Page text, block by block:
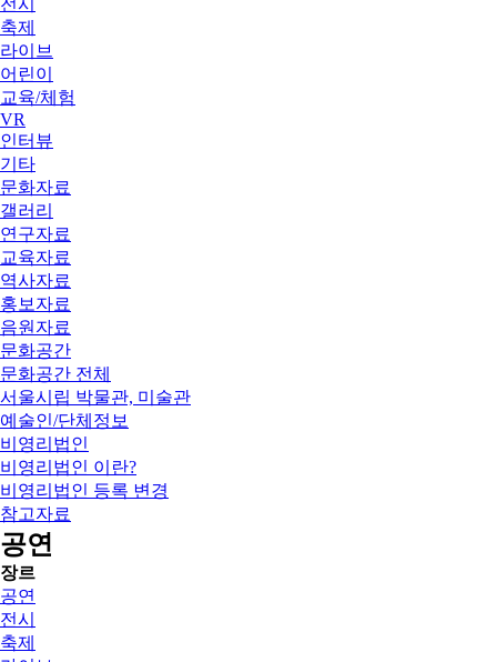
전시
축제
라이브
어린이
교육/체험
VR
인터뷰
기타
문화자료
갤러리
연구자료
교육자료
역사자료
홍보자료
음원자료
문화공간
문화공간 전체
서울시립 박물관, 미술관
예술인/단체정보
비영리법인
비영리법인 이란?
비영리법인 등록 변경
참고자료
공연
장르
공연
전시
축제